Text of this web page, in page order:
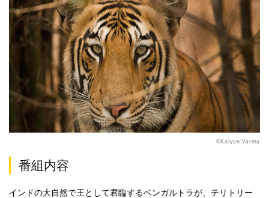
©Kalyan Varma
番組内容
インドの大自然で王として君臨するベンガルトラが、テリトリー